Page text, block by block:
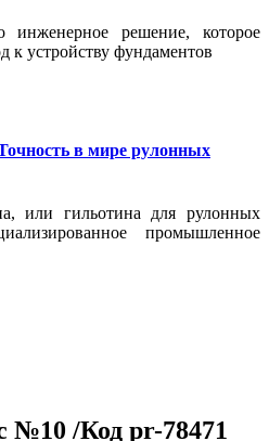
решение, которое
к устройству фундаментов
в мире рулонных
или гильотина для рулонных
промышленное
№10 /Код pr-78471